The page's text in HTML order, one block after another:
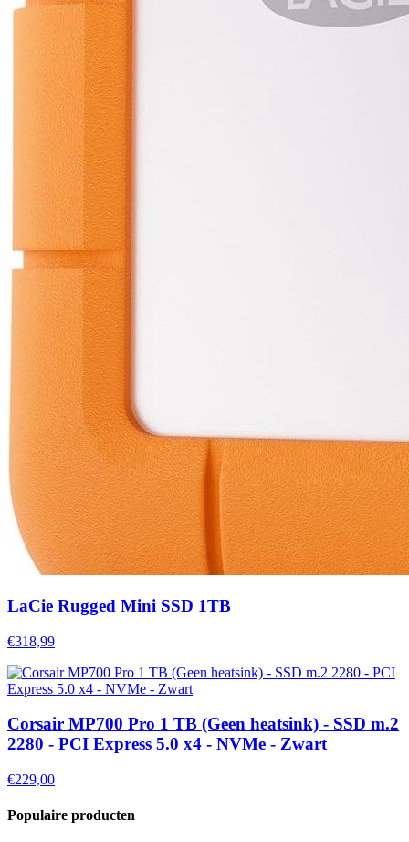
LaCie Rugged Mini SSD 1TB
€318,99
Corsair MP700 Pro 1 TB (Geen heatsink) - SSD m.2
2280 - PCI Express 5.0 x4 - NVMe - Zwart
€229,00
Populaire producten